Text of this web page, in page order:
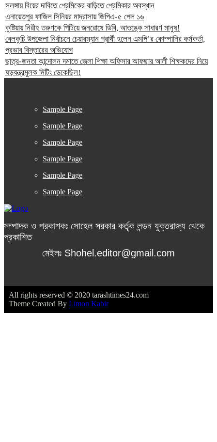
সলঙ্গায় বিয়ের দাবিতে প্রেমিকের বাড়িতে প্রেমিকার অবস্থান
এনায়েতপুর ফাজিল সিনিয়র মাদ্রাসায় জিপিএ-৫ পেল ১৬
কুষ্টিয়ায় নিরীহ তরুণকে পিটিয়ে জনরোষে ডিবি, আতঙ্কে সাধারণ মানুষ!
বেলকুচি উপজেলা নির্বাচনে চেয়ারম্যান প্রার্থী হলেন এমপি’র কোম্পানির কর্মকর্তা,
প্রভাব বিস্তারের অভিযোগ
ছাত্র-জনতা আন্দোলন দমাতে জেলা শিক্ষা অফিসার আফছার আলী শিক্ষকদের নিয়ে
ষড়যন্ত্রমুলক মিটিং ডেকেছিল!
Sample Page
Sample Page
Sample Page
Sample Page
Sample Page
Sample Page
সম্পাদক ও প্রকাশকঃ সোহেল সরকার কর্তৃক লন্ডন যুক্তরাজ্য থেকে
প্রকাশিত
মেইলঃ Shohel.editor@gmail.com
All rights reserved © 2020 tarashtimes24.com
Theme Created By Limon Kabir